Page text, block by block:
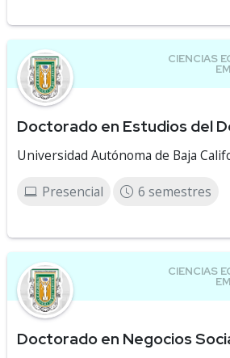
Doctorado en Estudios del
Universidad Autónoma de Baja
Presencial 6 semestres
Doctorado en Negocios